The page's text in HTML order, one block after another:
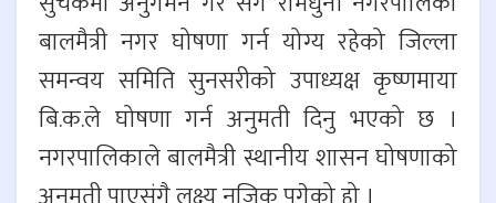
बालमैत्री नगर घोषणा गर्न योग्य रहेको जिल्ला
समन्वय समिति सुनसरीको उपाध्यक्ष कृष्णमाया
बि.क.ले घोषणा गर्न अनुमती दिनु भएको छ ।
नगरपालिकाले बालमैत्री स्थानीय शासन घोषणाको